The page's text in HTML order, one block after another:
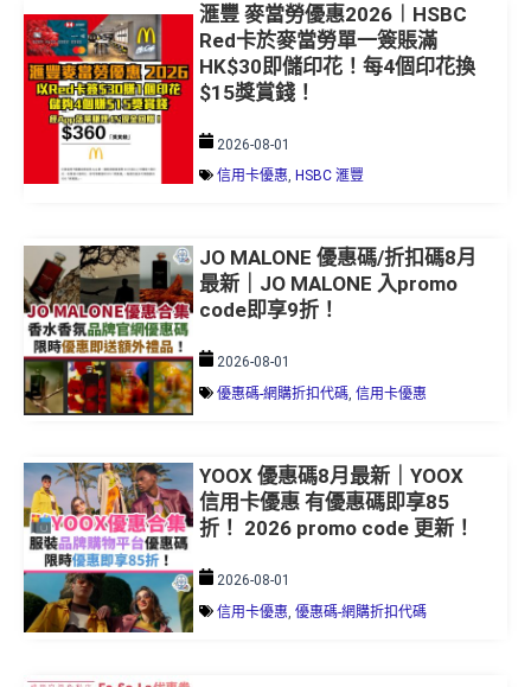
滙豐 麥當勞優惠2026︱HSBC
Red卡於麥當勞單一簽賬滿
HK$30即儲印花！每4個印花換
$15獎賞錢！
2026-08-01
信用卡優惠, HSBC 滙豐
JO MALONE 優惠碼/折扣碼8月
最新｜JO MALONE 入promo
code即享9折！
2026-08-01
優惠碼-網購折扣代碼, 信用卡優惠
YOOX 優惠碼8月最新｜YOOX
信用卡優惠 有優惠碼即享85
折！ 2026 promo code 更新！
2026-08-01
信用卡優惠 優惠碼-網購折扣代碼